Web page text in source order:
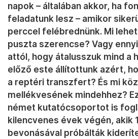
napok – általában akkor, ha
feladatunk lesz – amikor
perccel felébrednünk. Mi
puszta szerencse? Vagy
attól, hogy átalusszuk mind a
előző este állítottunk azért,
a reptéri transzfert? És mi
mellékvesének mindehhez?
német kutatócsoportot is
kilencvenes évek végén, akik
bevonásával próbálták